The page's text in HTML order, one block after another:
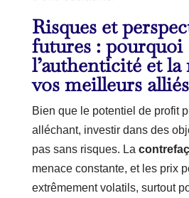
Risques et
futures : pourquoi
l’authenticité et
vos meilleurs alliés
Bien que le potentiel de profit
alléchant, investir dans des
pas sans risques. La
menace constante, et les prix
extrêmement volatils, surtout